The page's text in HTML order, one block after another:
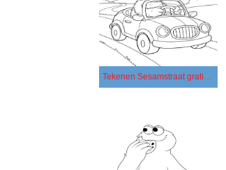
Tekenen Sesamstraat gratis eenvoudig